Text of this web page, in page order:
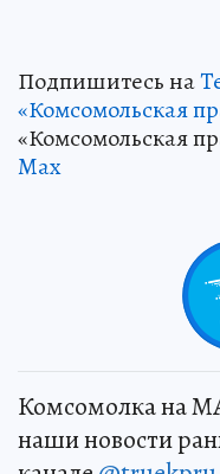
Подпишитесь на
«Комсомольская
«Комсомольская
Max
Комсомолка на
наши новости